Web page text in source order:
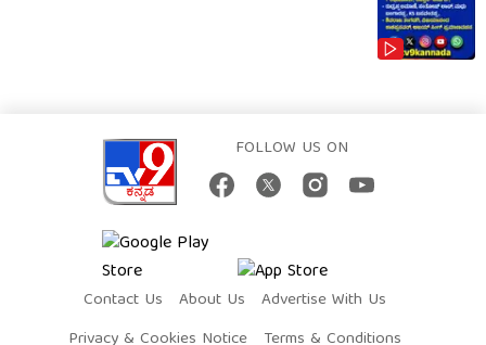
FOLLOW US ON
Contact Us About Us
Advertise With Us
Privacy & Cookies Notice
Terms & Conditions